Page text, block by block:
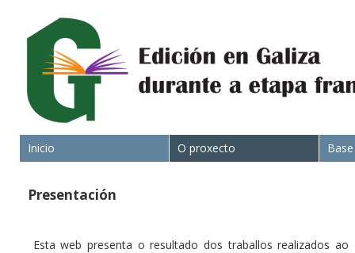
Inicio O proxecto
Presentación
Esta web presenta o resultado dos traballos realizados